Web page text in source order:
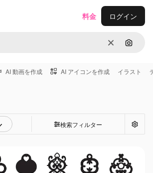
消去 画像で
料金 ログイン
AI 動画を作成 AI アイコンを作成 イラスト
検索フィルター